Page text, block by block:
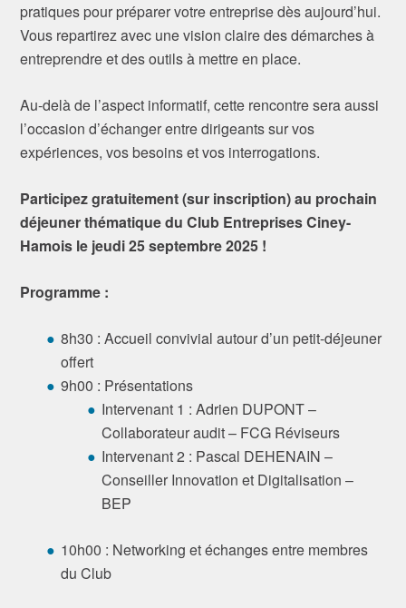
pratiques pour préparer votre entreprise dès aujourd’hui.
Vous repartirez avec une vision claire des démarches à
entreprendre et des outils à mettre en place.
Au-delà de l’aspect informatif, cette rencontre sera aussi
l’occasion d’échanger entre dirigeants sur vos
expériences, vos besoins et vos interrogations.
Participez gratuitement (sur inscription) au prochain
déjeuner thématique du Club Entreprises Ciney-
Hamois le jeudi 25 septembre 2025 !
Programme :
8h30 : Accueil convivial autour d’un petit-déjeuner
offert
9h00 : Présentations
Intervenant 1 : Adrien DUPONT –
Collaborateur audit – FCG Réviseurs
Intervenant 2 : Pascal DEHENAIN –
Conseiller Innovation et Digitalisation –
BEP
10h00 : Networking et échanges entre membres
du Club